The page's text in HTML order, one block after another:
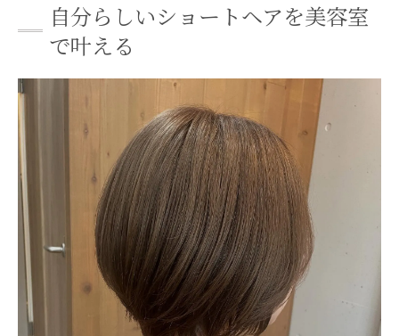
ショートヘアの似合わせを美容室で叶える
コツ
トレンドを取り入れたショートヘアを美容
美容室ならではのショートヘア再現性のポ
イント
ショートボブなら再現性の高い美容室が安心
再現性重視の美容室がショートボブに最適
な理由
美容室で伝えるショートボブの理想イメー
ジとは
自分らしいショートヘアを美容室
で叶える